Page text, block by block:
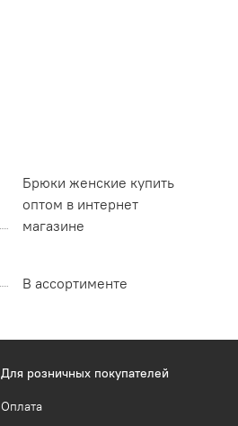
Брюки женские купить
оптом в интернет
магазине
В ассортименте
Для розничных покупателей
Оплата